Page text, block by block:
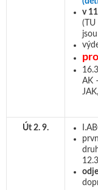
v
(TU
AK
Út 2. 9.